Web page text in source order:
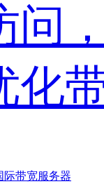
问
化
际带宽服务器